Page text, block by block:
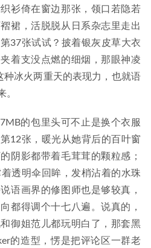
衫倚在窗边那张，领口若隐若
裙，活脱脱从日系杂志里走出
37张试试？披着银灰皮草大衣
着支没点燃的细烟，那眼神凌
冰火两重天的表现力，也就语
。
的包里头可不止是换个衣服
12张，暖光从她背后的百叶窗
阴影都带着毛茸茸的颗粒感；
透明伞回眸，发梢沾着的水珠
语画界的修图师也是够较真，
都得调个十七八遍。说真的，
御姐范儿都玩明白了，那套黑
的造型，愣是把评论区一群老